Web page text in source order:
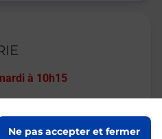
Ne pas accepter et fermer
à 10h15